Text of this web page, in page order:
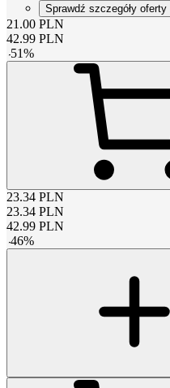
Sprawdź szczegóły oferty
21.00 PLN
42.99 PLN
-51%
23.34 PLN
23.34 PLN
42.99 PLN
-46%